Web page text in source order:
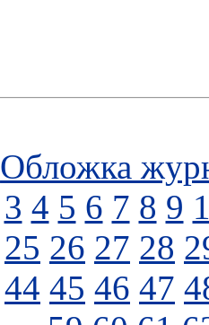
Обложка
3 4 5 6 7 8 9
25 26 27 28
44 45 46 47